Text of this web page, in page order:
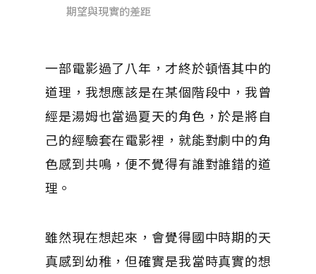
期望與現實的差距
一部電影過了八年，才終於頓悟其中的
道理，我想應該是在某個階段中，我曾
經是湯姆也當過夏天的角色，於是將自
己的經驗套在電影裡，就能對劇中的角
色感到共鳴，便不覺得有誰對誰錯的道
理。
雖然現在想起來，會覺得國中時期的天
真感到幼稚，但確實是我當時真實的想